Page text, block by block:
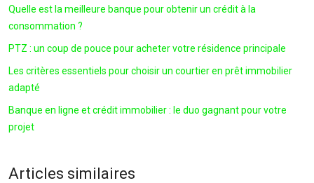
Quelle est la meilleure banque pour obtenir un crédit à la
consommation ?
PTZ : un coup de pouce pour acheter votre résidence principale
Les critères essentiels pour choisir un courtier en prêt immobilier
adapté
Banque en ligne et crédit immobilier : le duo gagnant pour votre
projet
Articles similaires